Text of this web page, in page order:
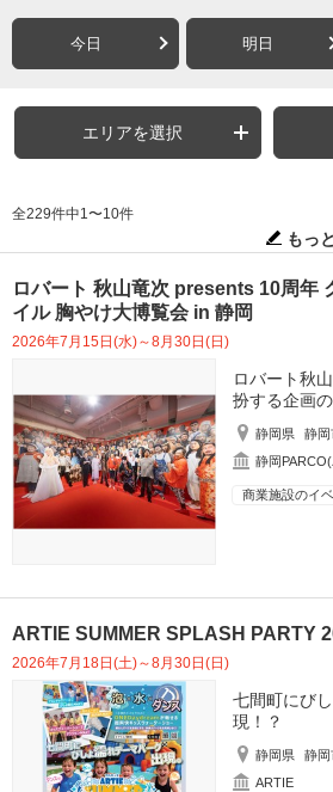
今日 明日
エリアを選択
全229件中1〜10件
もっ
ロバート 秋山竜次 presents 10周年
イル 胸やけ大博覧会 in 静岡
2026年7月15日(水)～8月30日(日)
ロバート秋
扮する企画
静岡県
静岡
静岡
商業施設のイ
ARTIE SUMMER SPLASH PARTY
2026年7月18日(土)～8月30日(日)
七間町にび
現！？
静岡県
静岡
ARTIE